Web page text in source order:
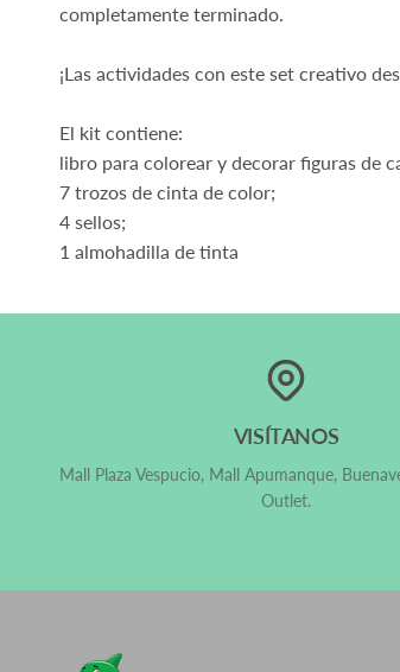
completamente terminado.
¡Las actividades con este set creativo
El kit contiene:
libro para colorear y decorar figuras de
7 trozos de cinta de color;
4 sellos;
1 almohadilla de tinta
VISÍTANOS
Mall Plaza Vespucio, Mall Apumanque,
Outlet.